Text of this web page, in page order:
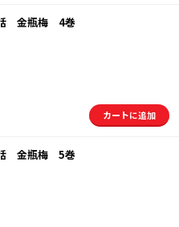
話 金瓶梅 4巻
カートに追加
話 金瓶梅 5巻